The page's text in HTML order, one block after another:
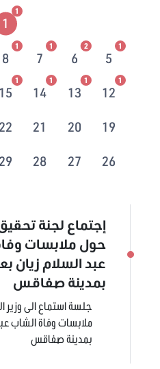
1
1
5
1
6
2
7
1
8
1
12
1
13
1
14
1
15
1
19
20
21
22
26
27
28
29
إجتماع لجنة تحقيق
حول ملابسات
عبد السلام زيان
بمدينة صفاقس
جلسة استماع الى وزير
ملابسات وفاة الشاب
بمدينة صفاقس